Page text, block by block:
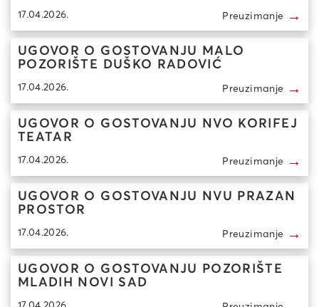
17.04.2026. Preuzimanje →
UGOVOR O GOSTOVANJU MALO
POZORIŠTE DUŠKO RADOVIĆ
17.04.2026. Preuzimanje →
UGOVOR O GOSTOVANJU NVO KORIFEJ
TEATAR
17.04.2026. Preuzimanje →
UGOVOR O GOSTOVANJU NVU PRAZAN
PROSTOR
17.04.2026. Preuzimanje →
UGOVOR O GOSTOVANJU POZORIŠTE
MLADIH NOVI SAD